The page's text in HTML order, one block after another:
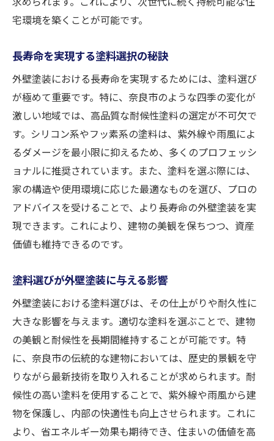
宅環境を築くことが可能です。
長寿命を実現する塗料選択の秘訣
外壁塗装における長寿命を実現するためには、塗料選び
が極めて重要です。特に、奈良市のような四季の変化が
激しい地域では、高品質な耐候性塗料の選定が不可欠で
す。シリコン系やフッ素系の塗料は、紫外線や雨風によ
るダメージを最小限に抑えるため、多くのプロフェッシ
ョナルに推奨されています。また、塗料を選ぶ際には、
家の構造や使用環境に応じた最適なものを選び、プロの
アドバイスを受けることで、より長寿命の外壁塗装を実
現できます。これにより、建物の美観を保ちつつ、資産
価値も維持できるのです。
塗料選びが外壁塗装に与える影響
外壁塗装における塗料選びは、その仕上がりや耐久性に
大きな影響を与えます。適切な塗料を選ぶことで、建物
の美観と耐候性を長期間維持することが可能です。特
に、奈良市の伝統的な建物においては、歴史的景観を守
りながら最新技術を取り入れることが求められます。耐
候性の高い塗料を使用することで、紫外線や雨風から建
物を保護し、内部の快適性も向上させられます。これに
より、省エネルギー効果も期待でき、住まいの価値を高